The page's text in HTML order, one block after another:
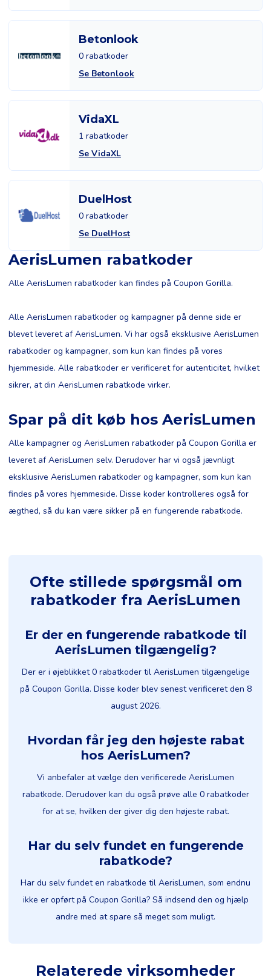
Betonlook
0 rabatkoder
Se Betonlook
VidaXL
1 rabatkoder
Se VidaXL
DuelHost
0 rabatkoder
Se DuelHost
AerisLumen rabatkoder
Alle AerisLumen rabatkoder kan findes på Coupon Gorilla.
Alle AerisLumen rabatkoder og kampagner på denne side er
blevet leveret af AerisLumen. Vi har også eksklusive AerisLumen
rabatkoder og kampagner, som kun kan findes på vores
hjemmeside. Alle rabatkoder er verificeret for autenticitet, hvilket
sikrer, at din AerisLumen rabatkode virker.
Spar på dit køb hos AerisLumen
Alle kampagner og AerisLumen rabatkoder på Coupon Gorilla er
leveret af AerisLumen selv. Derudover har vi også jævnligt
eksklusive AerisLumen rabatkoder og kampagner, som kun kan
findes på vores hjemmeside. Disse koder kontrolleres også for
ægthed, så du kan være sikker på en fungerende rabatkode.
Ofte stillede spørgsmål om
rabatkoder fra AerisLumen
Er der en fungerende rabatkode til
AerisLumen tilgængelig?
Der er i øjeblikket 0 rabatkoder til AerisLumen tilgængelige
på Coupon Gorilla. Disse koder blev senest verificeret den 8
august 2026.
Hvordan får jeg den højeste rabat
hos AerisLumen?
Vi anbefaler at vælge den verificerede AerisLumen
rabatkode. Derudover kan du også prøve alle 0 rabatkoder
for at se, hvilken der giver dig den højeste rabat.
Har du selv fundet en fungerende
rabatkode?
Har du selv fundet en rabatkode til AerisLumen, som endnu
ikke er opført på Coupon Gorilla? Så indsend den og hjælp
andre med at spare så meget som muligt.
Relaterede virksomheder